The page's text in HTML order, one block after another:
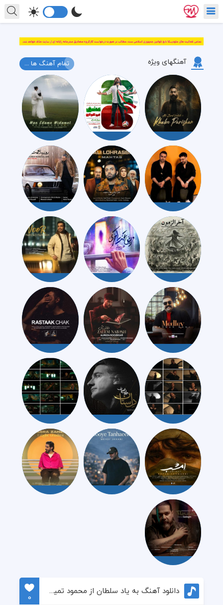
آهنگهای ویژه تمام آهنگ ها ...
دانلود آهنگ به یاد سلطان از محمود تمیزی
0